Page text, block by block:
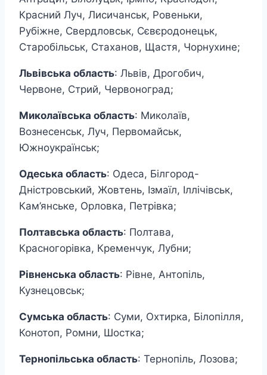
Красний Луч, Лисичанськ, Ровеньки,
Рубіжне, Свердловськ, Сєвєродонецьк,
Старобільськ, Стаханов, Щастя, Чорнухине;
Львівська область: Львів, Дрогобич,
Червоне, Стрий, Червоноград;
Миколаївська область: Миколаїв,
Вознесенськ, Луч, Первомайськ,
Южноукраїнськ;
Одеська область: Одеса, Білгород-
Дністровський, Жовтень, Ізмаїл, Іллічівськ,
Кам’янське, Орловка, Петрівка;
Полтавська область: Полтава,
Красногорівка, Кременчук, Лубни;
Рівненська область: Рівне, Антопіль,
Кузнецовськ;
Сумська область: Суми, Охтирка, Білопілля,
Конотоп, Ромни, Шостка;
Тернопільська область: Тернопіль, Лозова;